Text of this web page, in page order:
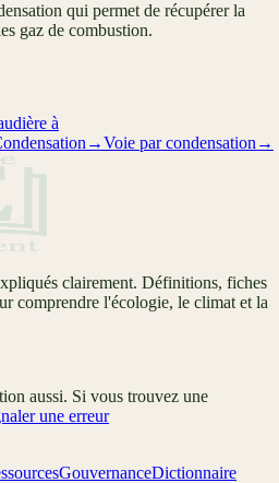
qui permet de récupérer la
gaz de combustion.
à
→Voie par condensation →
clairement. Définitions, fiches
comprendre l'écologie, le climat et la
aussi. Si vous trouvez une
une erreur
GouvernanceDictionnaire